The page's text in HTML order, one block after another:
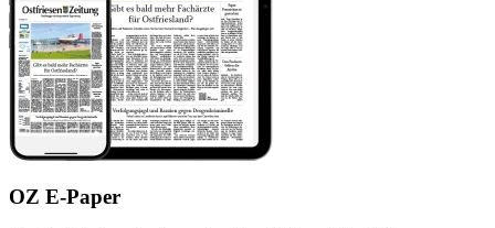
OZ E-Paper